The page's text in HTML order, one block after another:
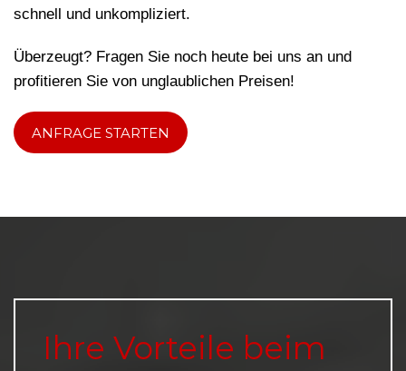
schnell und unkompliziert.
Überzeugt? Fragen Sie noch heute bei uns an und
profitieren Sie von unglaublichen Preisen!
ANFRAGE STARTEN
Ihre Vorteile beim